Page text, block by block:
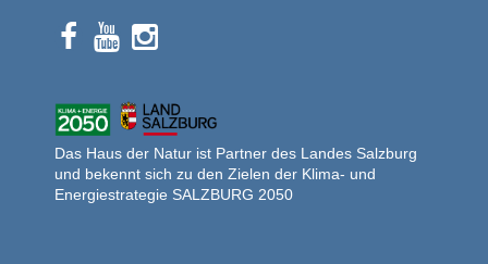
Das Haus der Natur ist Partner des Landes Salzburg
und bekennt sich zu den Zielen der Klima- und
Energiestrategie SALZBURG 2050